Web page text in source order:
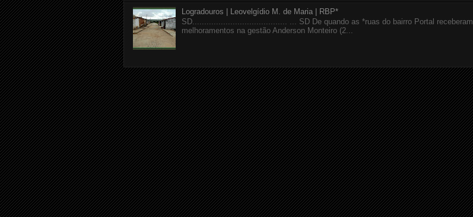
Logradouros | Leovelgídio M. de Maria | RBP*
SD........................................ ... SD De quando as *ruas do bairro Portal receberam
melhoramentos na gestão Anderson Monteiro (2...